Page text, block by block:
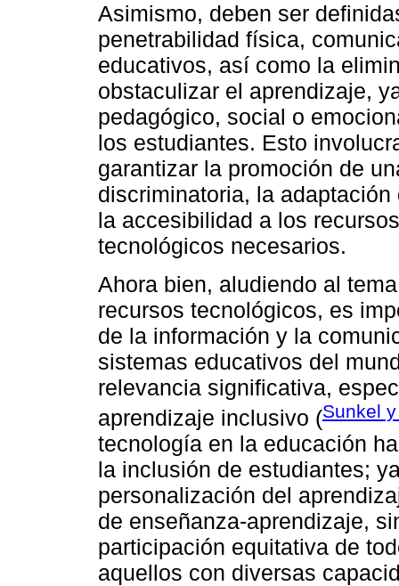
Asimismo, deben ser
penetrabilidad física,
educativos, así como la
obstaculizar el aprendizaje,
pedagógico, social o
los estudiantes. Esto
garantizar la promoción de
discriminatoria, la
la accesibilidad a los
tecnológicos necesarios.
Ahora bien, aludiendo al
recursos tecnológicos, es
de la información y la
sistemas educativos del
relevancia significativa,
aprendizaje inclusivo (Sunkel
tecnología en la educación
la inclusión de estudiantes;
personalización del
de enseñanza-aprendizaje,
participación equitativa de
aquellos con diversas